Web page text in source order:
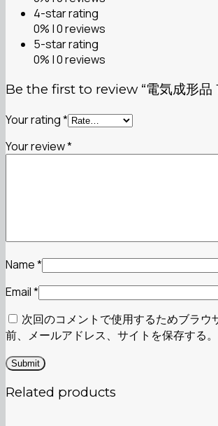
4-star rating
0% | 0 reviews
5-star rating
0% | 0 reviews
Be the first to review “電気成形品
Your rating*
Your review*
Name*
Email*
次回のコメントで使用するためブラウ
前、メールアドレス、サイトを保存する。
Related products